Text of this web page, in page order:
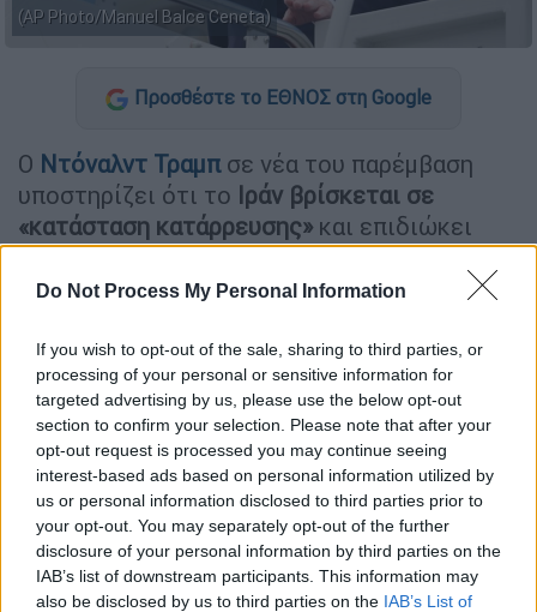
Do Not Process My Personal Information
If you wish to opt-out of the sale, sharing to third parties, or
processing of your personal or sensitive information for
targeted advertising by us, please use the below opt-out
section to confirm your selection. Please note that after your
opt-out request is processed you may continue seeing
interest-based ads based on personal information utilized by
us or personal information disclosed to third parties prior to
your opt-out. You may separately opt-out of the further
disclosure of your personal information by third parties on the
IAB’s list of downstream participants. This information may
also be disclosed by us to third parties on the IAB’s List of
(AP Photo/Manuel Balce Ceneta)
Προσθέστε το ΕΘΝΟΣ στη Google
Ο Ντόναλντ Τραμπ σε νέα του παρέμβαση
υποστηρίζει ότι το Ιράν βρίσκεται σε
«κατάσταση κατάρρευσης» και επιδιώκει
άμεσο άνοιγμα των Στενών του Ορμούζ, την
ώρα που η ενεργειακή κρίση βαθαίνει.
«Το Ιράν μόλις μας ενημέρωσε ότι βρίσκεται
σε “κατάσταση κατάρρευσης”. Θέλουν να
“ανοίξουμε τα Στενά του Ορμούζ” το
συντομότερο δυνατό, καθώς προσπαθούν να
καταλάβουν την κατάσταση της ηγεσίας
τους (την οποία πιστεύω ότι θα καταφέρουν
να διαχειριστούν). Ευχαριστώ για την
προσοχή σας στο ζήτημα αυτό!» έγραψε σε
ανάρτησή του στο Truth Social.